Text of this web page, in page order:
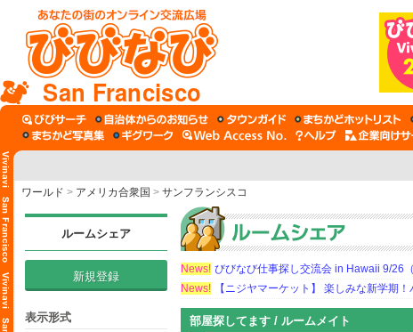
San Francisco
ワールド > アメリカ合衆国 > サンフランシスコ
ルームシェア
新規登録
表示形式
News! びびなび仕事探し交流会 in Hawaii 9/26
News!
【ニジヤマーケット】 楽しみな新学期
部屋探してます / ルームメイト